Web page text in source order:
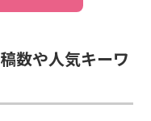
数や人気キーワ